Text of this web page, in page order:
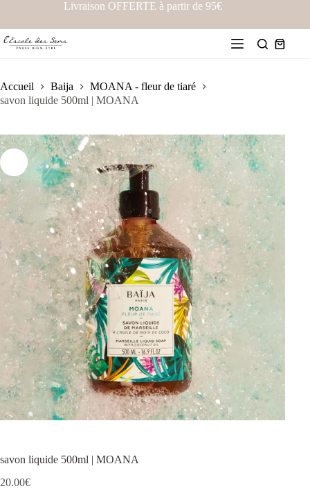
Livraison OFFERTE à partir de 95€
Accueil Baija
MOANA - fleur de tiaré
savon liquide 500ml | MOANA
savon liquide 500ml | MOANA
20.00€